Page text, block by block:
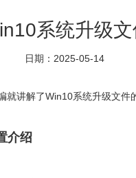
系统升级
日期：2025-05-14
讲解了Win10系统升级文件
介绍